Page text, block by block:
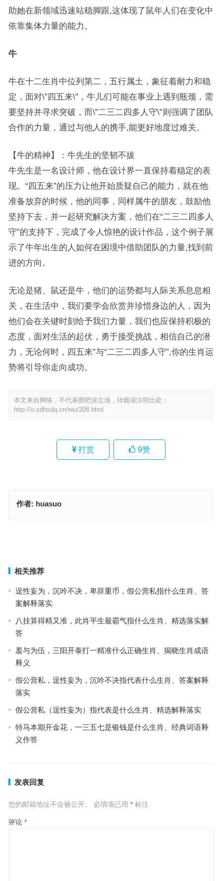
助她在新领域迅速站稳脚跟,这体现了鼠年人们在变化中
依靠集体力量的能力。
牛
牛在十二生肖中位列第二，五行属土，象征着耐力和稳
定，面对\”四五来\”，牛儿们可能在事业上遇到瓶颈，需
要坚持并寻求突破，而\”二三二四多人守\”则强调了团队
合作的力量，通过与他人的携手,能更好地度过难关。
【牛的精神】：牛先生的坚韧不拔
牛先生是一名设计师，他在设计界一直保持着稳定的表
现。“四五来”的压力让他开始质疑自己的能力，就在他
准备放弃的时候，他的同事，同样属牛的朋友，鼓励他
坚持下去，并一起研究解决方案，他们在“二三二四多人
守”的支持下，完成了令人惊艳的设计作品，这个例子展
示了牛年出生的人如何在困境中借助团队的力量,找到前
进的方向。
无论是猪、鼠还是牛，他们的运势都与人际关系息息相
关，在生活中，我们要学会欣赏并珍惜身边的人，因为
他们会在关键时刻给予我们力量，我们也应保持积极的
态度，面对生活的起伏，勇于接受挑战，相信自己的潜
力，无论何时，四五来”与“二三二四多人守”,你的生肖运
势将引导你走向成功。
本文来自网络，不代表图吧涂立场，转载请注明出处：
http://o.sdhsdq.cn/reu/208.html
打赏 9赞
作者: huasuo
相关推荐
逞性妄为，沉吟不决，卑辞重币，假公营私指什么生肖、答
案解释落实
八挂算得精又准，此肖平生最霸气指什么生肖、精选落实解
答
羞与为伍，三阳开泰打一精准什么正确生肖、揭晓生肖成语
释义
假公营私，逞性妄为，沉吟不决指代表什么生肖、答案解释
落实
假公营私（逞性妄为）指代表是什么生肖、精选解释落实
特马本期开金花，一三五七是银钱是什么生肖、经典词语释
义作答
发表回复
您的邮箱地址不会被公开。 必填项已用 *标注
评论 *